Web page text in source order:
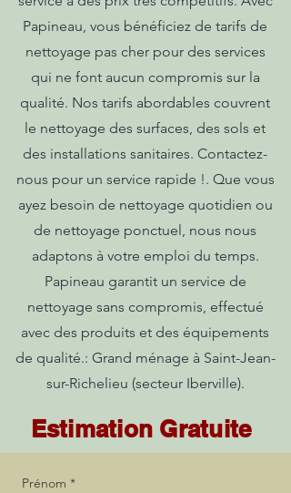
Papineau, vous bénéficiez de tarifs de
nettoyage pas cher pour des services
qui ne font aucun compromis sur la
qualité. Nos tarifs abordables couvrent
le nettoyage des surfaces, des sols et
des installations sanitaires. Contactez-
nous pour un service rapide !. Que vous
ayez besoin de nettoyage quotidien ou
de nettoyage ponctuel, nous nous
adaptons à votre emploi du temps.
Papineau garantit un service de
nettoyage sans compromis, effectué
avec des produits et des équipements
de qualité.: Grand ménage à Saint-Jean-
sur-Richelieu (secteur Iberville).
Estimation Gratuite
Prénom *